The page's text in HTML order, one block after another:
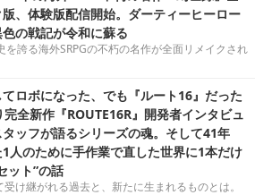
、体験版配信開始。ダーティーヒーロー
の戦記が令和に蘇る
を誇る海外SRPGの不朽の名作が全面リメイクされ
ロボになった、でも『ルート16』だった
全新作『ROUTE16R』開発者インタビュ
ッフが語るシリーズの魂。そして41年
人のために手作業で直した世界に1本だけ
ット”の話
け継がれる過去と、新たに生まれるものとは。